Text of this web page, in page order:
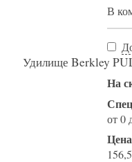
В
Удилище Berkley
На
от 0